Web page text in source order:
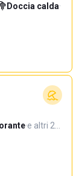
Doccia calda·
·e altri 2…